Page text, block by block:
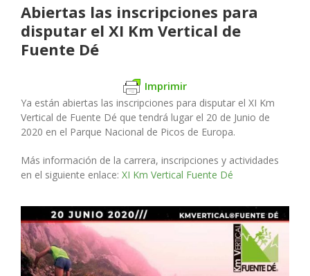
Abiertas las inscripciones para
disputar el XI Km Vertical de
Fuente Dé
Imprimir
Ya están abiertas las inscripciones para disputar el XI Km
Vertical de Fuente Dé que tendrá lugar el 20 de Junio de
2020 en el Parque Nacional de Picos de Europa.
Más información de la carrera, inscripciones y actividades
en el siguiente enlace: XI Km Vertical Fuente Dé